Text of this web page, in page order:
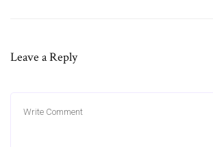
Leave a Reply